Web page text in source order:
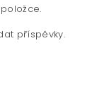
příspěvky.